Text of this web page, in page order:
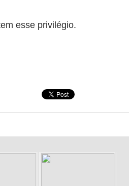
esse privilégio.